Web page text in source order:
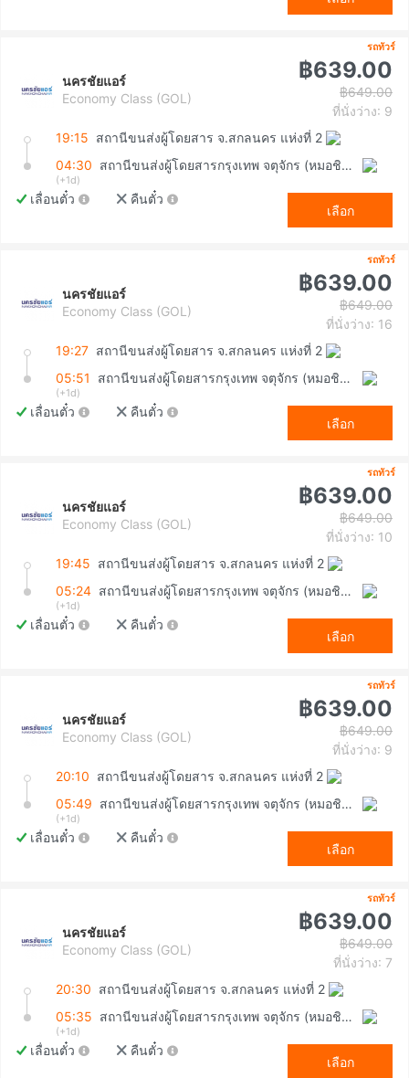
รถทัวร์
นครชัยแอร์
Economy Class (GOL)
฿639.00
฿649.00
ที่นั่งว่าง: 9
19:15 สถานีขนส่งผู้โดยสาร จ.สกลนคร แห่งที่ 2
04:30
สถานีขนส่งผู้โดยสารกรุงเทพ จตุจักร (หมอชิต2)
(+1d)
เลื่อนตั๋ว คืนตั๋ว
เลือก
รถทัวร์
นครชัยแอร์
Economy Class (GOL)
฿639.00
฿649.00
ที่นั่งว่าง: 16
19:27 สถานีขนส่งผู้โดยสาร จ.สกลนคร แห่งที่ 2
05:51
สถานีขนส่งผู้โดยสารกรุงเทพ จตุจักร (หมอชิต2)
(+1d)
เลื่อนตั๋ว คืนตั๋ว
เลือก
รถทัวร์
นครชัยแอร์
Economy Class (GOL)
฿639.00
฿649.00
ที่นั่งว่าง: 10
19:45 สถานีขนส่งผู้โดยสาร จ.สกลนคร แห่งที่ 2
05:24
สถานีขนส่งผู้โดยสารกรุงเทพ จตุจักร (หมอชิต2)
(+1d)
เลื่อนตั๋ว คืนตั๋ว
เลือก
รถทัวร์
นครชัยแอร์
Economy Class (GOL)
฿639.00
฿649.00
ที่นั่งว่าง: 9
20:10 สถานีขนส่งผู้โดยสาร จ.สกลนคร แห่งที่ 2
05:49
สถานีขนส่งผู้โดยสารกรุงเทพ จตุจักร (หมอชิต2)
(+1d)
เลื่อนตั๋ว คืนตั๋ว
เลือก
รถทัวร์
นครชัยแอร์
Economy Class (GOL)
฿639.00
฿649.00
ที่นั่งว่าง: 7
20:30 สถานีขนส่งผู้โดยสาร จ.สกลนคร แห่งที่ 2
05:35
สถานีขนส่งผู้โดยสารกรุงเทพ จตุจักร (หมอชิต2)
(+1d)
เลื่อนตั๋ว คืนตั๋ว
เลือก